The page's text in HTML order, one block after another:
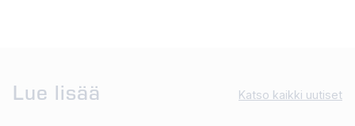
Lue lisää Katso kaikki uutiset